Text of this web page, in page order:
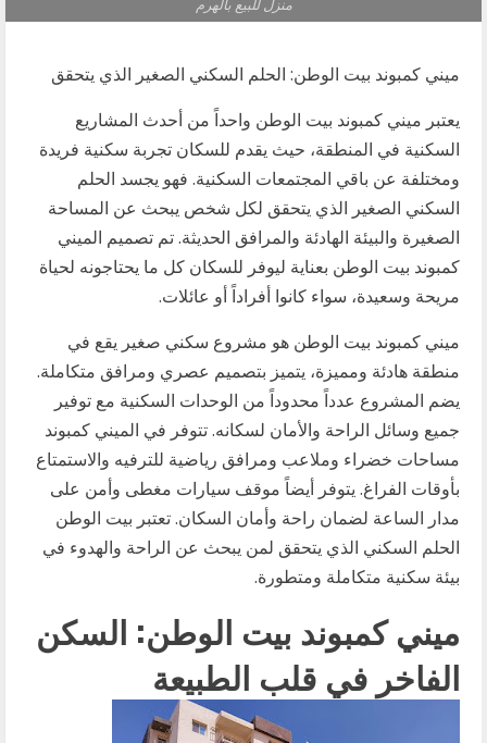
منزل للبيع بالهرم
ميني كمبوند بيت الوطن: الحلم السكني الصغير الذي يتحقق
يعتبر ميني كمبوند بيت الوطن واحداً من أحدث المشاريع
السكنية في المنطقة، حيث يقدم للسكان تجربة سكنية فريدة
ومختلفة عن باقي المجتمعات السكنية. فهو يجسد الحلم
السكني الصغير الذي يتحقق لكل شخص يبحث عن المساحة
الصغيرة والبيئة الهادئة والمرافق الحديثة. تم تصميم الميني
كمبوند بيت الوطن بعناية ليوفر للسكان كل ما يحتاجونه لحياة
مريحة وسعيدة، سواء كانوا أفراداً أو عائلات.
ميني كمبوند بيت الوطن هو مشروع سكني صغير يقع في
منطقة هادئة ومميزة، يتميز بتصميم عصري ومرافق متكاملة.
يضم المشروع عدداً محدوداً من الوحدات السكنية مع توفير
جميع وسائل الراحة والأمان لسكانه. تتوفر في الميني كمبوند
مساحات خضراء وملاعب ومرافق رياضية للترفيه والاستمتاع
بأوقات الفراغ. يتوفر أيضاً موقف سيارات مغطى وأمن على
مدار الساعة لضمان راحة وأمان السكان. تعتبر بيت الوطن
الحلم السكني الذي يتحقق لمن يبحث عن الراحة والهدوء في
بيئة سكنية متكاملة ومتطورة.
ميني كمبوند بيت الوطن: السكن
الفاخر في قلب الطبيعة